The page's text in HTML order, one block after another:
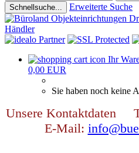
Schnellsuche... Erweiterte Suche
Ihr
0,00 EUR
Sie haben noch keine
Unsere Kontaktdaten
E-Mail: